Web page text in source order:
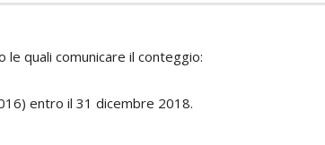
quali comunicare il conteggio:
entro il 31 dicembre 2018.